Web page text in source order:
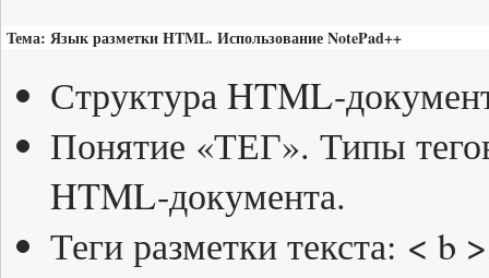
Тема: Язык разметки HTML. Использование NotePad++
Структура HTML-
Понятие «ТЕГ». Типы
HTML-документа.
Теги разметки текста: <